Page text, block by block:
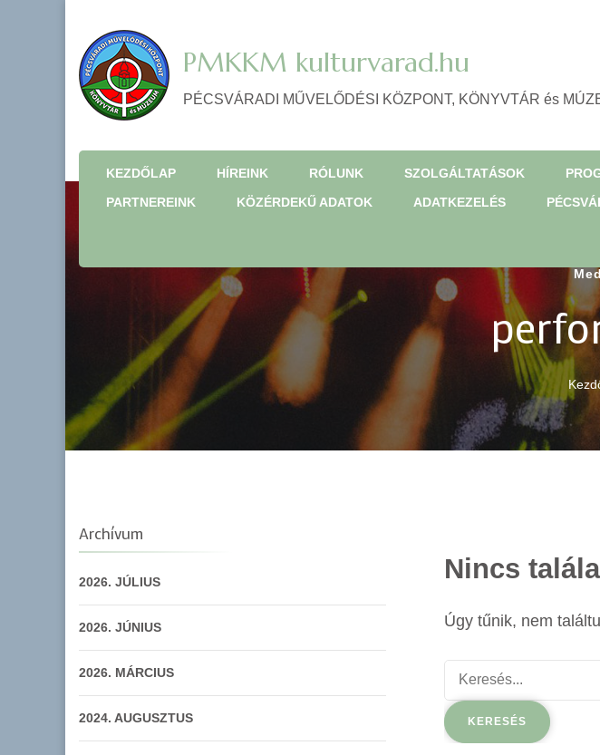
PMKKM kulturvarad.hu
PÉCSVÁRADI MŰVELŐDÉSI KÖZPONT, KÖNYVTÁR és
KEZDŐLAP HÍREINK RÓLUNK SZOLGÁLTATÁSOK
PARTNEREINK
KÖZÉRDEKŰ ADATOK ADATKEZELÉS
Nincs
Úgy tűnik, nem
Archívum
2026. JÚLIUS
2026. JÚNIUS
2026. MÁRCIUS
2024. AUGUSZTUS